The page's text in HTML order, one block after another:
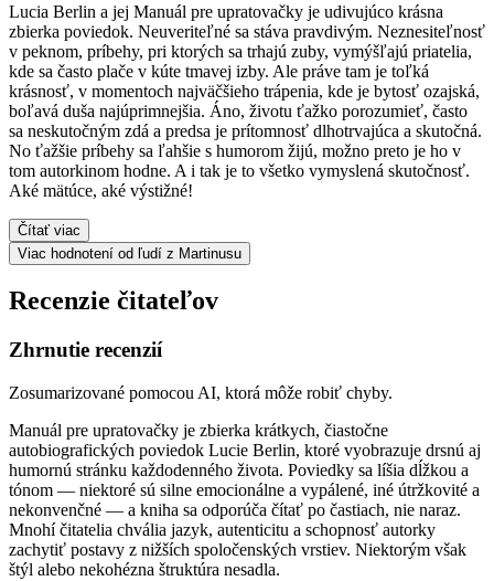
Lucia Berlin a jej Manuál pre upratovačky je udivujúco krásna
zbierka poviedok. Neuveriteľné sa stáva pravdivým. Neznesiteľnosť
v peknom, príbehy, pri ktorých sa trhajú zuby, vymýšľajú priatelia,
kde sa často plače v kúte tmavej izby. Ale práve tam je toľká
krásnosť, v momentoch najväčšieho trápenia, kde je bytosť ozajská,
boľavá duša najúprimnejšia. Áno, životu ťažko porozumieť, často
sa neskutočným zdá a predsa je prítomnosť dlhotrvajúca a skutočná.
No ťažšie príbehy sa ľahšie s humorom žijú, možno preto je ho v
tom autorkinom hodne. A i tak je to všetko vymyslená skutočnosť.
Aké mätúce, aké výstižné!
Čítať viac
Viac hodnotení od ľudí z Martinusu
Recenzie čitateľov
Zhrnutie recenzií
Zosumarizované pomocou AI, ktorá môže robiť chyby.
Manuál pre upratovačky je zbierka krátkych, čiastočne
autobiografických poviedok Lucie Berlin, ktoré vyobrazuje drsnú aj
humornú stránku každodenného života. Poviedky sa líšia dĺžkou a
tónom — niektoré sú silne emocionálne a vypálené, iné útržkovité a
nekonvenčné — a kniha sa odporúča čítať po častiach, nie naraz.
Mnohí čitatelia chvália jazyk, autenticitu a schopnosť autorky
zachytiť postavy z nižších spoločenských vrstiev. Niektorým však
štýl alebo nekohézna štruktúra nesadla.